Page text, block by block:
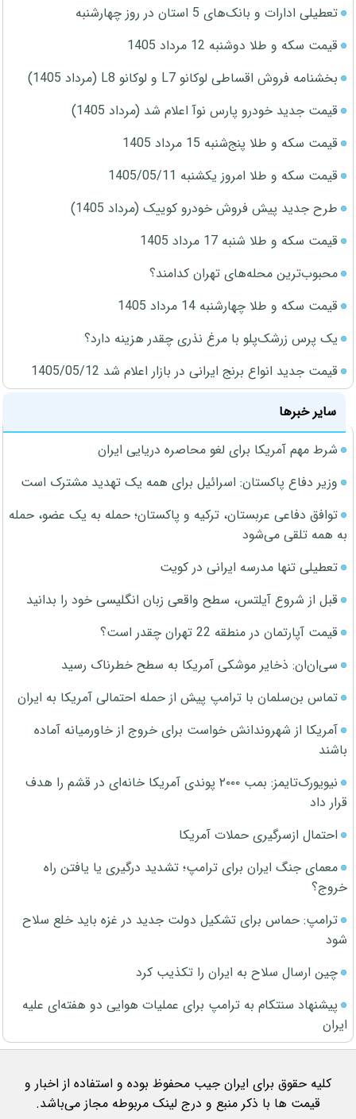
تعطیلی ادارات و بانک‌های 5 استان در روز چهارشنبه
قیمت سکه و طلا دوشنبه 12 مرداد 1405
بخشنامه فروش اقساطی لوکانو L7 و لوکانو L8 (مرداد 1405)
قیمت جدید خودرو پارس نوآ اعلام شد (مرداد 1405)
قیمت سکه و طلا پنج‌شنبه 15 مرداد 1405
قیمت سکه و طلا امروز یکشنبه 1405/05/11
طرح جدید پیش فروش خودرو کوییک (مرداد 1405)
قیمت سکه و طلا شنبه 17 مرداد 1405
محبوب‌ترین محله‌های تهران کدامند؟
قیمت سکه و طلا چهارشنبه 14 مرداد 1405
یک پرس زرشک‌پلو با مرغ نذری چقدر هزینه دارد؟
قیمت جدید انواع برنج ایرانی در بازار اعلام شد 1405/05/12
سایر خبرها
شرط مهم آمریکا برای لغو محاصره دریایی ایران
وزیر دفاع پاکستان: اسرائیل برای همه یک تهدید مشترک است
توافق دفاعی عربستان، ترکیه و پاکستان؛ حمله به یک عضو، حمله
به همه تلقی می‌شود
تعطیلی تنها مدرسه ایرانی در کویت
قبل از شروع آیلتس، سطح واقعی زبان انگلیسی خود را بدانید
قیمت آپارتمان در منطقه 22 تهران چقدر است؟
سی‌ان‌ان: ذخایر موشکی آمریکا به سطح خطرناک رسید
تماس بن‌سلمان با ترامپ پیش از حمله احتمالی آمریکا به ایران
آمریکا از شهروندانش خواست برای خروج از خاورمیانه آماده
باشند
نیویورک‌تایمز: بمب ۲۰۰۰ پوندی آمریکا خانه‌ای در قشم را هدف
قرار داد
احتمال ازسرگیری حملات آمریکا
معمای جنگ ایران برای ترامپ؛ تشدید درگیری یا یافتن راه
خروج؟
ترامپ: حماس برای تشکیل دولت جدید در غزه باید خلع سلاح
شود
چین ارسال سلاح به ایران را تکذیب کرد
پیشنهاد سنتکام به ترامپ برای عملیات هوایی دو هفته‌ای علیه
ایران
کلیه حقوق برای ایران جیب محفوظ بوده و استفاده از اخبار و
قیمت ها با ذکر منبع و درج لینک مربوطه مجاز می‌باشد.